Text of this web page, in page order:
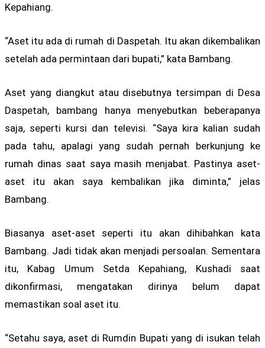
Kepahiang.
“Aset itu ada di rumah di Daspetah. Itu akan dikembalikan
setelah ada permintaan dari bupati,” kata Bambang.
Aset yang diangkut atau disebutnya tersimpan di Desa
Daspetah, bambang hanya menyebutkan beberapanya
saja, seperti kursi dan televisi. “Saya kira kalian sudah
pada tahu, apalagi yang sudah pernah berkunjung ke
rumah dinas saat saya masih menjabat. Pastinya aset-
aset itu akan saya kembalikan jika diminta,” jelas
Bambang.
Biasanya aset-aset seperti itu akan dihibahkan kata
Bambang. Jadi tidak akan menjadi persoalan. Sementara
itu, Kabag Umum Setda Kepahiang, Kushadi saat
dikonfirmasi, mengatakan dirinya belum dapat
memastikan soal aset itu.
“Setahu saya, aset di Rumdin Bupati yang di isukan telah